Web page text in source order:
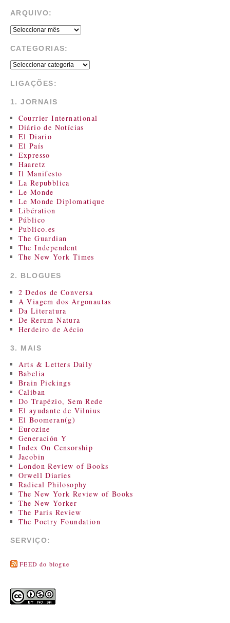
ARQUIVO:
CATEGORIAS:
LIGAÇÕES:
1. JORNAIS
Courrier International
Diário de Notícias
El Diario
El País
Expresso
Haaretz
Il Manifesto
La Repubblica
Le Monde
Le Monde Diplomatique
Libération
Público
Publico.es
The Guardian
The Independent
The New York Times
2. BLOGUES
2 Dedos de Conversa
A Viagem dos Argonautas
Da Literatura
De Rerum Natura
Herdeiro de Aécio
3. MAIS
Arts & Letters Daily
Babelia
Brain Pickings
Caliban
Do Trapézio, Sem Rede
El ayudante de Vilnius
El Boomeran(g)
Eurozine
Generación Y
Index On Censorship
Jacobin
London Review of Books
Orwell Diaries
Radical Philosophy
The New York Review of Books
The New Yorker
The Paris Review
The Poetry Foundation
SERVIÇO:
FEED do blogue